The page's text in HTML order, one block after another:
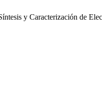
y Caracterización de